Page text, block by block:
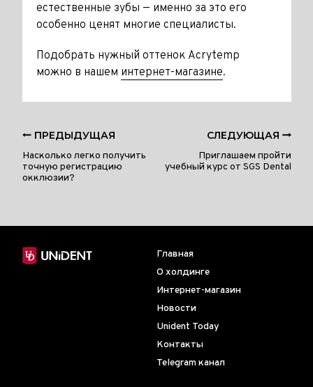
естественные зубы — именно за это его
особенно ценят многие специалисты.
Подобрать нужный оттенок Acrytemp
можно в нашем интернет-магазине.
ПРЕДЫДУЩАЯ
Насколько легко получить
точную регистрацию
окклюзии?
СЛЕДУЮЩАЯ
Приглашаем пройти
учебный курс от SGS Dental
Главная
О холдинге
Интернет-магазин
Новости
Unident Today
Контакты
Telegram канал